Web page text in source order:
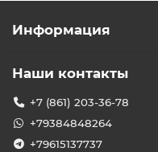
Информация
Наши контакты
+7 (861) 203-36-78
+79384848264
+79615137737